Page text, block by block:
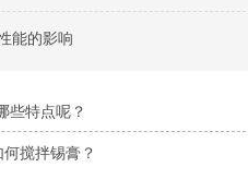
能的影响
些特点呢？
搅拌锡膏？